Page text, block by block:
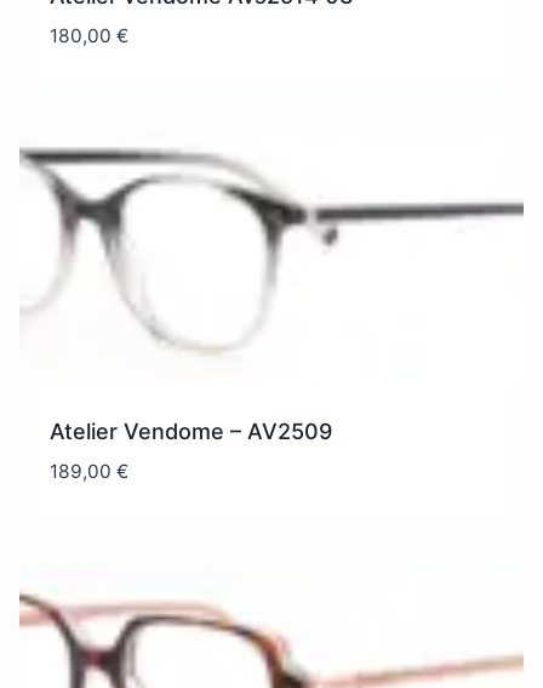
180,00€
Atelier Vendome – AV2509
189,00€